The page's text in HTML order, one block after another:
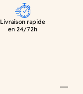
Livraison rapide
en 24/72h